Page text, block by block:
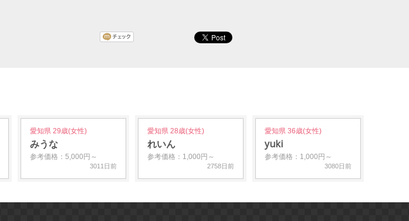
愛知県 29歳(女性)
みうな
参考価格：5,000円～
3011日前
愛知県 28歳(女性)
れいん
参考価格：1,000円～
2758日前
愛知県 36歳(女性)
yuki
参考価格：1,000円～
3080日前